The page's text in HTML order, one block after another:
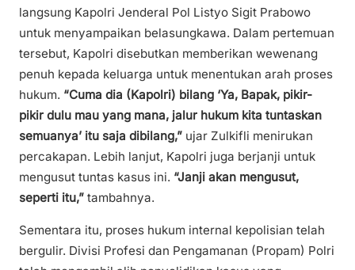
langsung Kapolri Jenderal Pol Listyo Sigit Prabowo
untuk menyampaikan belasungkawa. Dalam pertemuan
tersebut, Kapolri disebutkan memberikan wewenang
penuh kepada keluarga untuk menentukan arah proses
hukum. “Cuma dia (Kapolri) bilang ‘Ya, Bapak, pikir-
pikir dulu mau yang mana, jalur hukum kita tuntaskan
semuanya’ itu saja dibilang,” ujar Zulkifli menirukan
percakapan. Lebih lanjut, Kapolri juga berjanji untuk
mengusut tuntas kasus ini. “Janji akan mengusut,
seperti itu,” tambahnya.
Sementara itu, proses hukum internal kepolisian telah
bergulir. Divisi Profesi dan Pengamanan (Propam) Polri